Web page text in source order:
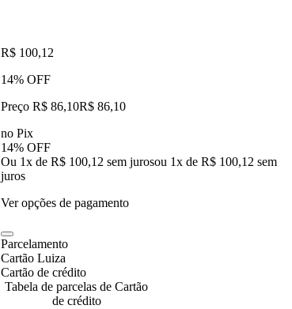
R$ 100,12
14% OFF
Preço R$ 86,10R$ 86,10
no Pix
14% OFF
Ou 1x de R$ 100,12 sem jurosou 1x de R$ 100,12 sem
juros
Ver opções de pagamento
Parcelamento
Cartão Luiza
Cartão de crédito
Tabela de parcelas de Cartão
de crédito